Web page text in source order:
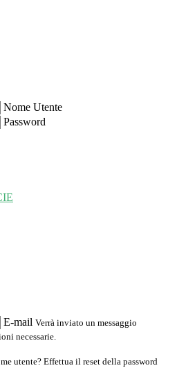
Nome Utente
Password
E-mail Verrà inviato un messaggio
necessarie.
utente? Effettua il reset della password